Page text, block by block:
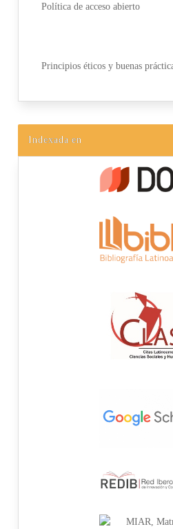
Política de acceso abierto
Principios éticos y buenas
Indexada en